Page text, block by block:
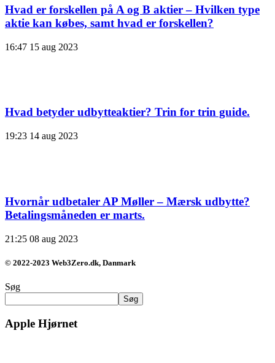
Hvad er forskellen på A og B aktier – Hvilken type
aktie kan købes, samt hvad er forskellen?
16:47 15 aug 2023
Hvad betyder udbytteaktier? Trin for trin guide.
19:23 14 aug 2023
Hvornår udbetaler AP Møller – Mærsk udbytte?
Betalingsmåneden er marts.
21:25 08 aug 2023
© 2022-2023 Web3Zero.dk, Danmark
Søg
Søg
Apple Hjørnet